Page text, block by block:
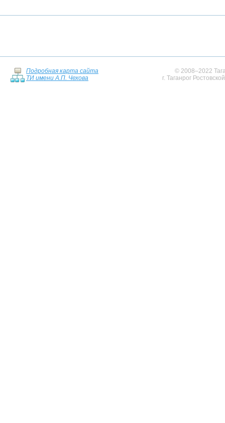
Подробная карта сайта
ТИ имени А.П. Чехова
© 2008–2022
г. Таганрог